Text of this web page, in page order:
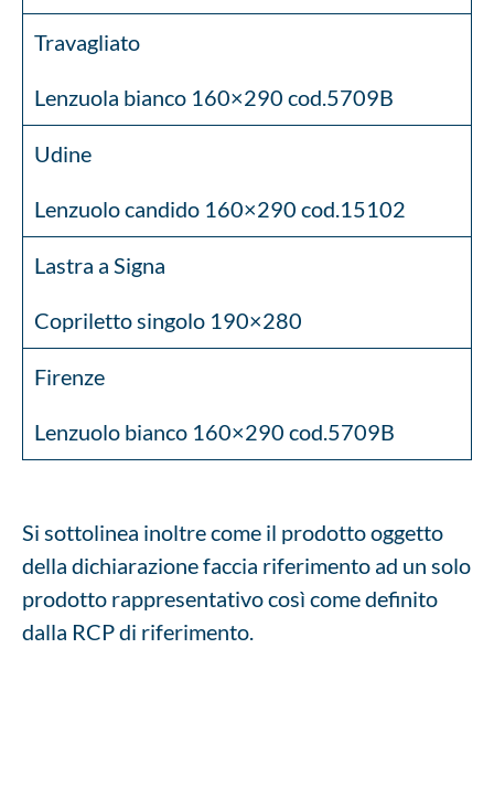
Travagliato
Lenzuola bianco 160×290 cod.5709B
Udine
Lenzuolo candido 160×290 cod.15102
Lastra a Signa
Copriletto singolo 190×280
Firenze
Lenzuolo bianco 160×290 cod.5709B
Si sottolinea inoltre come il prodotto oggetto
della dichiarazione faccia riferimento ad un solo
prodotto rappresentativo così come definito
dalla RCP di riferimento.